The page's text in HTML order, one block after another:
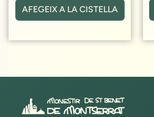
AFEGEIX A LA CISTELLA